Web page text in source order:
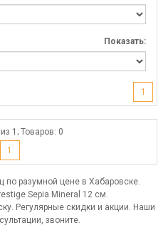
Показать:
1
1; Товаров: 0
1
по разумной цене в Хабаровске.
Sepia Mineral 12 см.
Регулярные скидки и акции. Наши
звоните.